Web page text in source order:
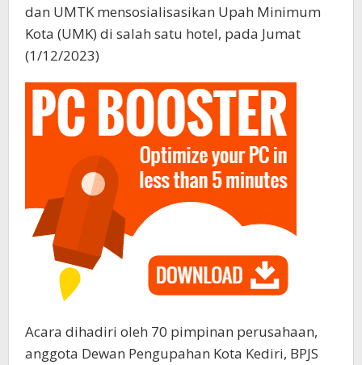
dan UMTK mensosialisasikan Upah Minimum
Kota (UMK) di salah satu hotel, pada Jumat
(1/12/2023)
Acara dihadiri oleh 70 pimpinan perusahaan,
anggota Dewan Pengupahan Kota Kediri, BPJS